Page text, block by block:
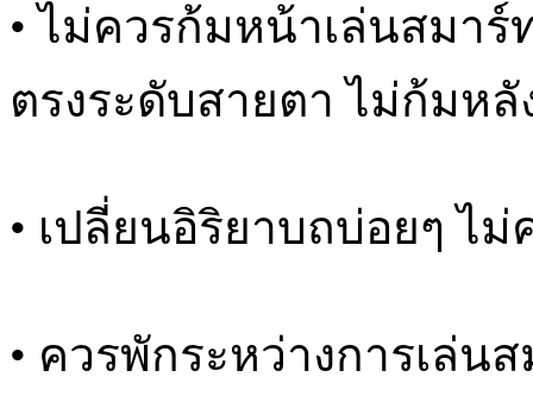
• ไม่ควรก้มหน้าเล่นสมา
ตรงระดับสายตา ไม่ก้มห
• เปลี่ยนอิริยาบถบ่อยๆ ไ
• ควรพักระหว่างการเล่น